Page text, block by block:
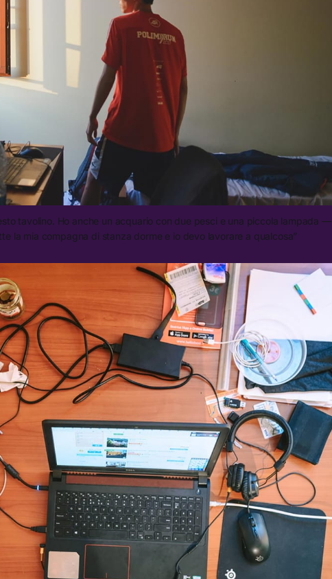
tavolino. Ho anche un acquario con due pesci e una piccola lampada —
la mia compagna di stanza dorme e io devo lavorare a qualcosa”